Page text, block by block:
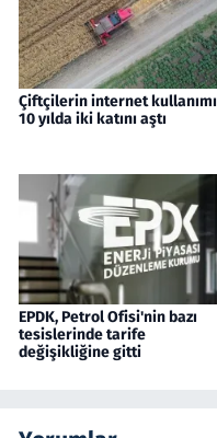
Çiftçilerin internet kullanımı
10 yılda iki katını aştı
EPDK, Petrol Ofisi'nin bazı
tesislerinde tarife
değişikliğine gitti